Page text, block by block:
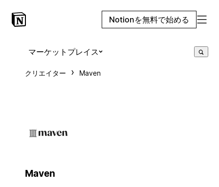
Notionを無料で始める
マーケットプレイス
クリエイター Maven
Maven